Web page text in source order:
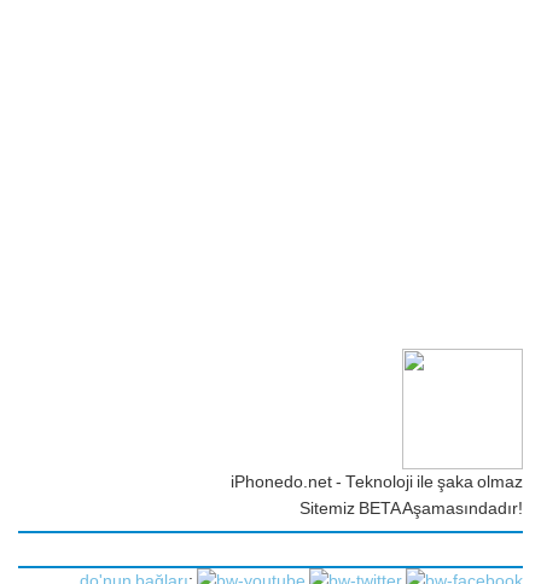
iPhonedo.net - Teknoloji ile şaka olmaz
Sitemiz BETA Aşamasındadır!